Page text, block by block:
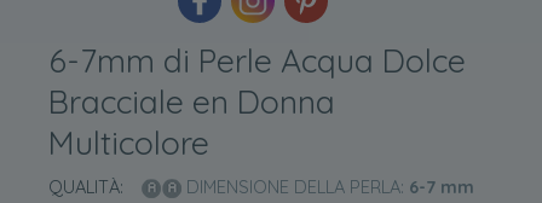
6-7mm di Perle Acqua Dolce
Bracciale en Donna
Multicolore
QUALITÀ: DIMENSIONE DELLA PERLA: 6-7 mm